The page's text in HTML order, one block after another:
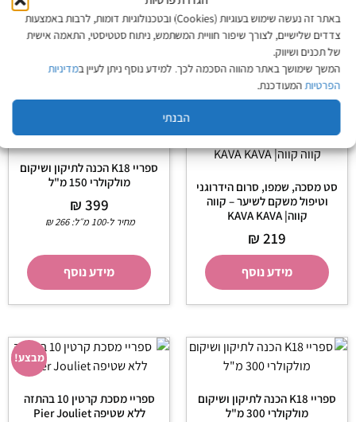
באתר זה נעשה שימוש בעוגיות (Cookies) ובטכנולוגיות דומות, לרבות באמצעות
צדדים שלישיים, לצורך שיפור חוויית המשתמש, ניתוח סטטיסטי, התאמה אישית
של תכנים ושיווק.
המשך שימושך באתר מהווה הסכמה לכך. למידע נוסף ניתן לעיין במדיניות
הפרטיותהמעודכנת.
הבנתי
הוספה לסל הוספה לסל
סט מסכה, שמפו, סרום הידרוגני
וטיפול משקם לשיער – קווה
קווה| KAVA KAVA
₪219
מידע נוסף
ספריי K18 הכנה לתיקון ושיקום
מולקולרי 150 מ"ל
₪399
מחיר ל-100 מ״ל: ₪266
מידע נוסף
ספריי K18 הכנה לתיקון ושיקום
מולקולרי 300 מ"ל
מבצע!
ספריי מסכת קרטין 10 בהתזה
ללא שטיפה Pier Jouliet